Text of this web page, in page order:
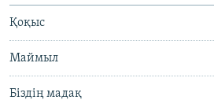
Қоқыс
Маймыл
Біздің мадақ